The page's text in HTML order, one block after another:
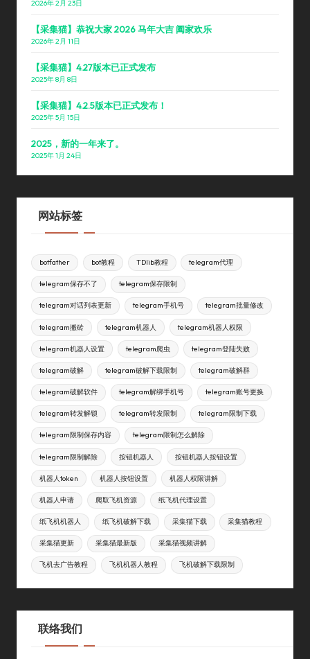
2026年 2月 23日
【采集猫】恭祝大家 2026 马年大吉 阖家欢乐
2026年 2月 11日
【采集猫】4.27版本已正式发布
2025年 8月 8日
【采集猫】4.2.5版本已正式发布！
2025年 5月 15日
2025，新的一年来了。
2025年 1月 24日
网站标签
botfather bot教程 TDlib教程 telegram代理
telegram保存不了 telegram保存限制
telegram对话列表更新 telegram手机号 telegram批量修改
telegram搬砖 telegram机器人 telegram机器人权限
telegram机器人设置 telegram爬虫 telegram登陆失败
telegram破解 telegram破解下载限制 telegram破解群
telegram破解软件 telegram解绑手机号 telegram账号更换
telegram转发解锁 telegram转发限制 telegram限制下载
telegram限制保存内容 telegram限制怎么解除
telegram限制解除 按钮机器人 按钮机器人按钮设置
机器人token 机器人按钮设置 机器人权限讲解
机器人申请 爬取飞机资源 纸飞机代理设置
纸飞机机器人 纸飞机破解下载 采集猫下载 采集猫教程
采集猫更新 采集猫最新版 采集猫视频讲解
飞机去广告教程 飞机机器人教程 飞机破解下载限制
联络我们